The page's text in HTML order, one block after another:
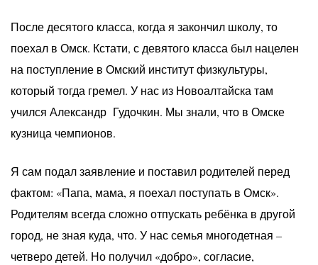
После десятого класса, когда я закончил школу, то
поехал в Омск. Кстати, с девятого класса был нацелен
на поступление в Омский институт физкультуры,
который тогда гремел. У нас из Новоалтайска там
учился Александр Гудочкин. Мы знали, что в Омске
кузница чемпионов.
Я сам подал заявление и поставил родителей перед
фактом: «Папа, мама, я поехал поступать в Омск».
Родителям всегда сложно отпускать ребёнка в другой
город, не зная куда, что. У нас семья многодетная –
четверо детей. Но получил «добро», согласие,